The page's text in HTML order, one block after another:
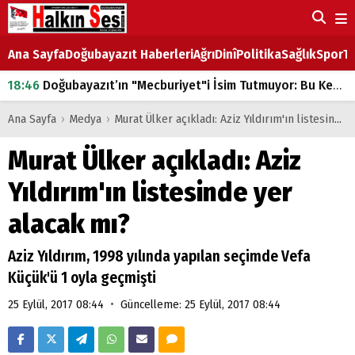
Ana SayfaDoğubayazıt HaberleriAğrıDinîPolitikaSağlıkSpor
18:46 Doğubayazıt’ın "Mecburiyet"i İsim Tutmuyor: Bu Kez de Mem u Zîn Oldu!
07:53Doğubayazıt’ta Ekmek Fiyatlarına Zam
Doğubayazıt'ta çocukların sırtındaki ağır yük
07:00
DEVLET ve HÜKÜMET
18:29ÇARŞI CADDESİ YAZ BOZ TAHTASI
Ana Sayfa › Medya › Murat Ülker açıkladı: Aziz Yıldırım'ın listesinde yer alacak mı?
Murat Ülker açıkladı: Aziz
Yıldırım'ın listesinde yer
alacak mı?
Aziz Yıldırım, 1998 yılında yapılan seçimde Vefa
Küçük'ü 1 oyla geçmişti
25 Eylül, 2017 08:44 • Güncelleme: 25 Eylül, 2017 08:44